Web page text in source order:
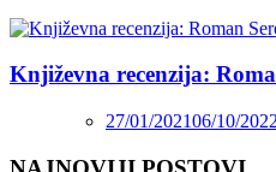
Književna recenzija:
27/01/202106/10/2022